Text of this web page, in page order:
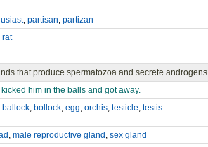
, partisan, partizan
rat
that produce spermatozoa and secrete androgens
him in the balls and got away.
ballock, bollock, egg, orchis, testicle, testis
, male reproductive gland , sex gland